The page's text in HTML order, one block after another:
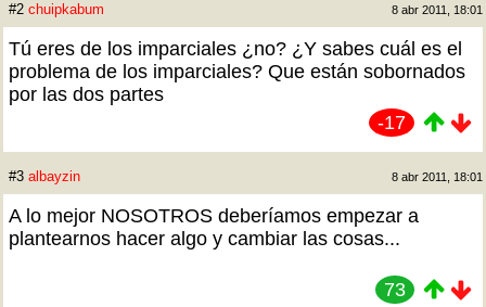
#2 chuipkabum 8 abr 2011, 18:01
Tú eres de los imparciales ¿no? ¿Y sabes cuál es el
problema de los imparciales? Que están sobornados
por las dos partes
-17
#3 albayzin 8 abr 2011, 18:01
A lo mejor NOSOTROS deberíamos empezar a
plantearnos hacer algo y cambiar las cosas...
73